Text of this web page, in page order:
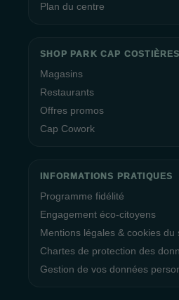
Plan du centre
SHOP PARK CAP COSTIÈRES
Magasins
Restaurants
Offres promos
Cap Cowork
INFORMATIONS PRATIQUES
Programme fidélité
Engagement éco-citoyens
Mentions légales & cookies du
Chartes de protection des
Gestion de vos données